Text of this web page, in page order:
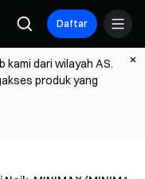
Daftar
dari wilayah AS.
produk yang